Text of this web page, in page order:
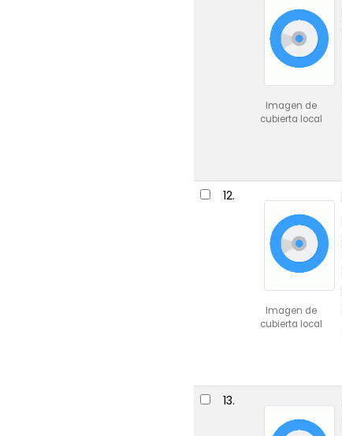
Imagen de
cubierta local
12.
Imagen de
cubierta local
13.